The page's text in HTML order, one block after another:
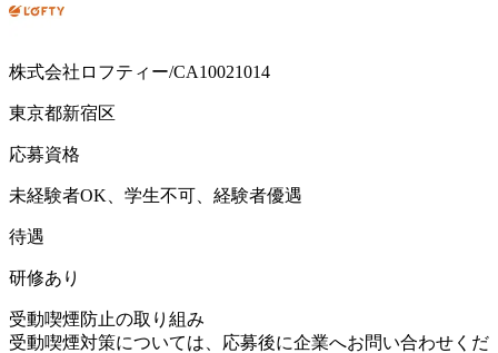
株式会社ロフティー/CA10021014
東京都新宿区
応募資格
未経験者OK、学生不可、経験者優遇
待遇
研修あり
受動喫煙防止の取り組み
受動喫煙対策については、応募後に企業へお問い合わせくだ